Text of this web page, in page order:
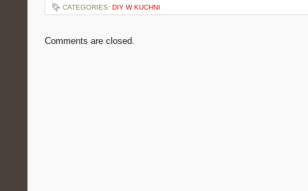
CATEGORIES: DIY W KUCHNI
Comments are closed.